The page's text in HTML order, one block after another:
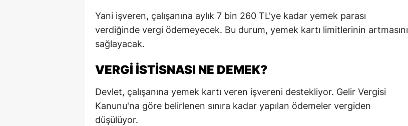
Yani işveren, çalışanına aylık 7 bin 260 TL'ye kadar yemek parası
verdiğinde vergi ödemeyecek. Bu durum, yemek kartı limitlerinin artmasını
sağlayacak.
VERGİ İSTİSNASI NE DEMEK?
Devlet, çalışanına yemek kartı veren işvereni destekliyor. Gelir Vergisi
Kanunu'na göre belirlenen sınıra kadar yapılan ödemeler vergiden
düşülüyor.